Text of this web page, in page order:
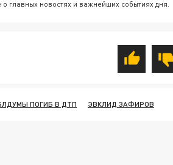
о главных новостях и важнейших событиях дня.
ПОГИБ В ДТП ЭВКЛИД ЗАФИРОВ